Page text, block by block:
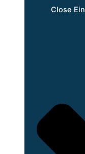
Close